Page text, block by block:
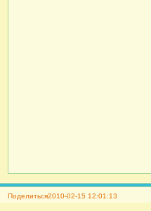
Поделиться2010-02-15 12:01:13